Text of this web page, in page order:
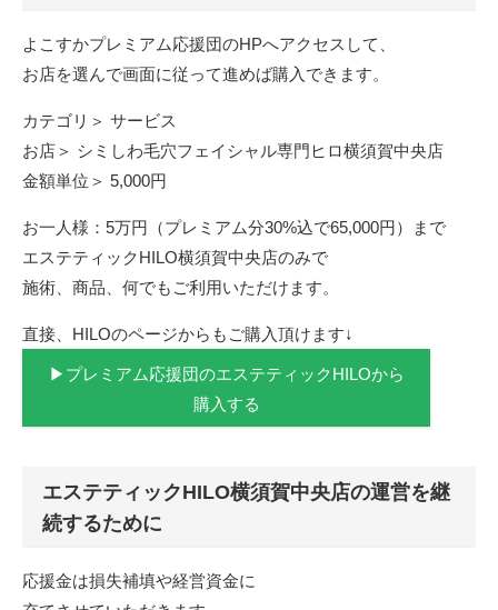
よこすかプレミアム応援団のHPへアクセスして、
お店を選んで画面に従って進めば購入できます。
カテゴリ＞ サービス
お店＞ シミしわ毛穴フェイシャル専門ヒロ横須賀中央店
金額単位＞ 5,000円
お一人様：5万円（プレミアム分30%込で65,000円）まで
エステティックHILO横須賀中央店のみで
施術、商品、何でもご利用いただけます。
直接、HILOのページからもご購入頂けます↓
▶プレミアム応援団のエステティックHILOから
購入する
エステティックHILO横須賀中央店の運営を継
続するために
応援金は損失補填や経営資金に